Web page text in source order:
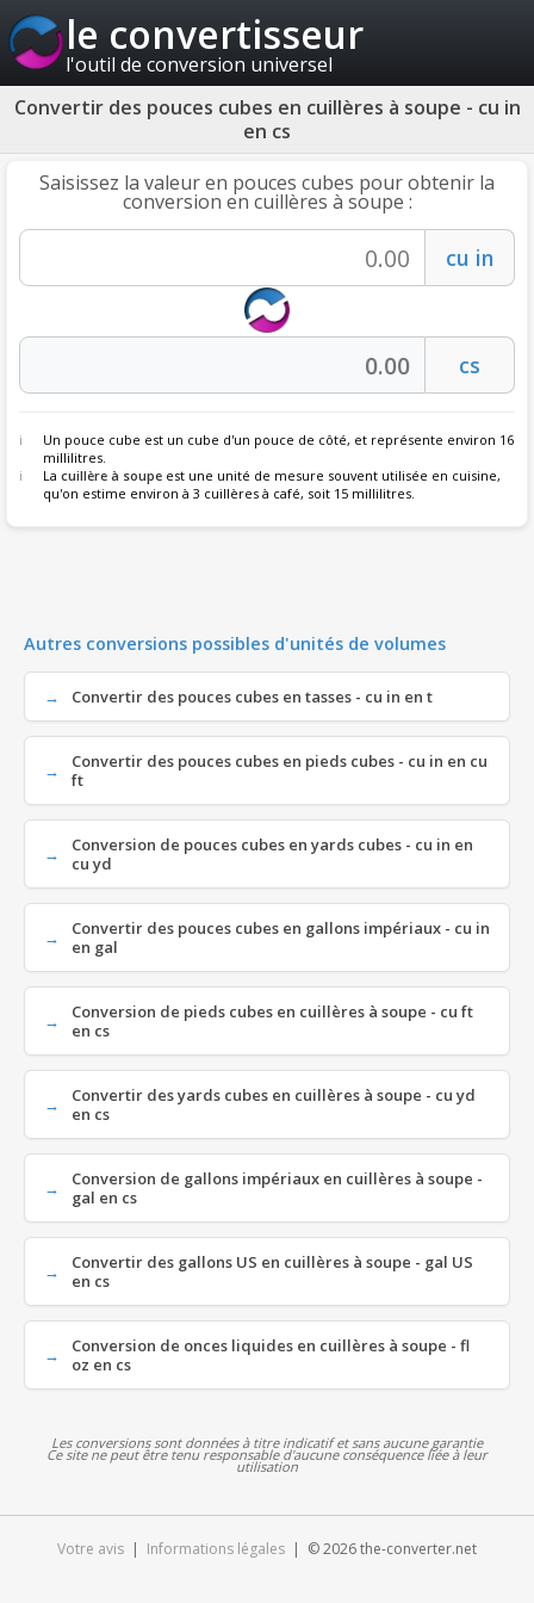
le convertisseur
l'outil de conversion universel
Convertir des pouces cubes en cuillères à soupe - cu in
en cs
Saisissez la valeur en pouces cubes pour obtenir la
conversion en cuillères à soupe :
Un pouce cube est un cube d'un pouce de côté, et représente environ 16
millilitres.
La cuillère à soupe est une unité de mesure souvent utilisée en cuisine,
qu'on estime environ à 3 cuillères à café, soit 15 millilitres.
Autres conversions possibles d'unités de volumes
Convertir des pouces cubes en tasses - cu in en t
Convertir des pouces cubes en pieds cubes - cu in en cu
ft
Conversion de pouces cubes en yards cubes - cu in en
cu yd
Convertir des pouces cubes en gallons impériaux - cu in
en gal
Conversion de pieds cubes en cuillères à soupe - cu ft
en cs
Convertir des yards cubes en cuillères à soupe - cu yd
en cs
Conversion de gallons impériaux en cuillères à soupe -
gal en cs
Convertir des gallons US en cuillères à soupe - gal US
en cs
Conversion de onces liquides en cuillères à soupe - fl
oz en cs
Les conversions sont données à titre indicatif et sans aucune garantie
Ce site ne peut être tenu responsable d'aucune conséquence liée à leur
utilisation
Votre avis | Informations légales | © 2026 the-converter.net